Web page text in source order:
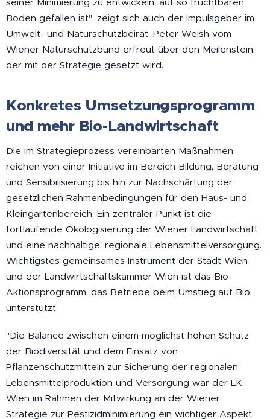
Boden gefallen ist", zeigt sich auch der Impulsgeber im
Umwelt- und Naturschutzbeirat, Peter Weish vom
Wiener Naturschutzbund erfreut über den Meilenstein,
der mit der Strategie gesetzt wird.
Konkretes Umsetzungsprogramm
und mehr Bio-Landwirtschaft
Die im Strategieprozess vereinbarten Maßnahmen
reichen von einer Initiative im Bereich Bildung, Beratung
und Sensibilisierung bis hin zur Nachschärfung der
gesetzlichen Rahmenbedingungen für den Haus- und
Kleingartenbereich. Ein zentraler Punkt ist die
fortlaufende Ökologisierung der Wiener Landwirtschaft
und eine nachhaltige, regionale Lebensmittelversorgung.
Wichtigstes gemeinsames Instrument der Stadt Wien
und der Landwirtschaftskammer Wien ist das Bio-
Aktionsprogramm, das Betriebe beim Umstieg auf Bio
unterstützt.
"Die Balance zwischen einem möglichst hohen Schutz
der Biodiversität und dem Einsatz von
Pflanzenschutzmitteln zur Sicherung der regionalen
Lebensmittelproduktion und Versorgung war der LK
Wien im Rahmen der Mitwirkung an der Wiener
Strategie zur Pestizidminimierung ein wichtiger Aspekt.